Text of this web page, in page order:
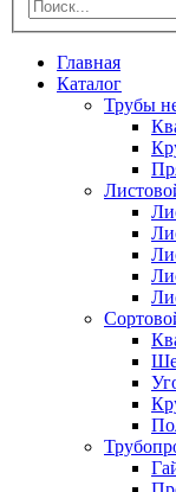
Главная
Каталог
Трубы